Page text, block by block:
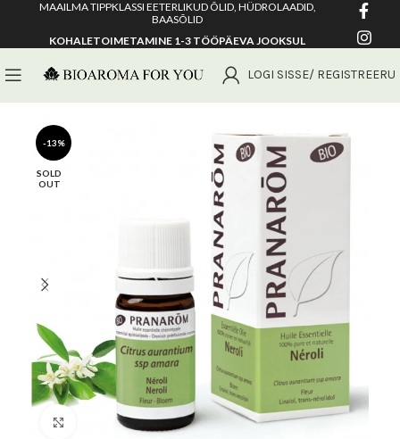
MAAILMA TIPPKLASSI EETERLIKUD ÕLID, HÜDROLAADID,
BAASÕLID
KOHALETOIMETAMINE 1-3 TÖÖPÄEVA JOOKSUL
LOGI SISSE/ REGISTREERU
-13%
SOLD
OUT
Click to enlarge